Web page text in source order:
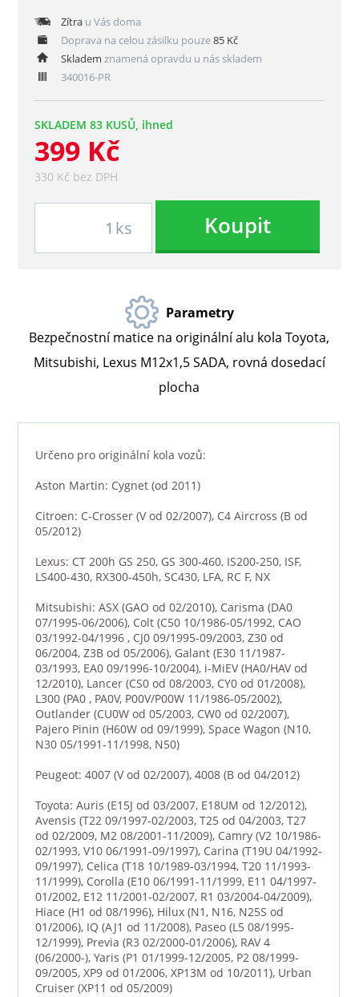
Zítrau Vás doma
Doprava na celou zásilku pouze85 Kč
Skladem znamená opravdu u nás skladem
340016-PR
SKLADEM 83 KUSŮ, ihned
399 Kč
330 Kč bez DPH
ks Koupit
Parametry
Bezpečnostní matice na originální alu kola Toyota,
Mitsubishi, Lexus M12x1,5 SADA, rovná dosedací
plocha
Určeno pro originální kola vozů:
Aston Martin: Cygnet (od 2011)
Citroen: C-Crosser (V od 02/2007), C4 Aircross (B od
05/2012)
Lexus: CT 200h GS 250, GS 300-460, IS200-250, ISF,
LS400-430, RX300-450h, SC430, LFA, RC F, NX
Mitsubishi: ASX (GAO od 02/2010), Carisma (DA0
07/1995-06/2006), Colt (C50 10/1986-05/1992, CAO
03/1992-04/1996 , CJ0 09/1995-09/2003, Z30 od
06/2004, Z3B od 05/2006), Galant (E30 11/1987-
03/1993, EA0 09/1996-10/2004), i-MiEV (HA0/HAV od
12/2010), Lancer (CS0 od 08/2003, CY0 od 01/2008),
L300 (PA0 , PA0V, P00V/P00W 11/1986-05/2002),
Outlander (CU0W od 05/2003, CW0 od 02/2007),
Pajero Pinin (H60W od 09/1999), Space Wagon (N10,
N30 05/1991-11/1998, N50)
Peugeot: 4007 (V od 02/2007), 4008 (B od 04/2012)
Toyota: Auris (E15J od 03/2007, E18UM od 12/2012),
Avensis (T22 09/1997-02/2003, T25 od 04/2003, T27
od 02/2009, M2 08/2001-11/2009), Camry (V2 10/1986-
02/1993, V10 06/1991-09/1997), Carina (T19U 04/1992-
09/1997), Celica (T18 10/1989-03/1994, T20 11/1993-
11/1999), Corolla (E10 06/1991-11/1999, E11 04/1997-
01/2002, E12 11/2001-02/2007, R1 03/2004-04/2009),
Hiace (H1 od 08/1996), Hilux (N1, N16, N25S od
01/2006), IQ (AJ1 od 11/2008), Paseo (L5 08/1995-
12/1999), Previa (R3 02/2000-01/2006), RAV 4
(06/2000-), Yaris (P1 01/1999-12/2005, P2 08/1999-
09/2005, XP9 od 01/2006, XP13M od 10/2011), Urban
Cruiser (XP11 od 05/2009)